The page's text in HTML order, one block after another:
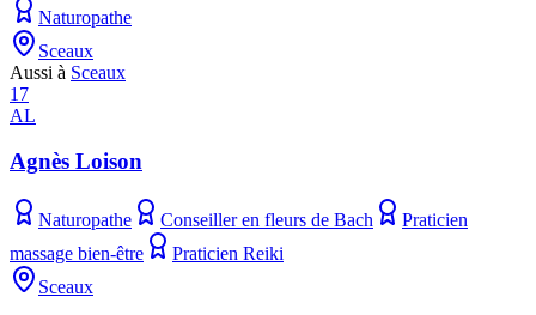
Naturopathe
Sceaux
Aussi à Sceaux
17
AL
Agnès Loison
Naturopathe Conseiller en fleurs de Bach
Praticien
massage bien-être
Praticien Reiki
Sceaux